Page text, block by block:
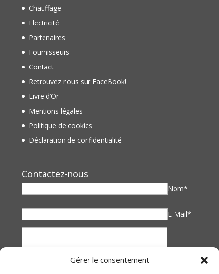
Gérer le consentement
Chauffage
Electricité
Partenaires
Fournisseurs
Contact
Retrouvez nous sur FaceBook!
Livre d’Or
Mentions légales
Politique de cookies
Déclaration de confidentialité
Contactez-nous
Nom*
E-Mail*